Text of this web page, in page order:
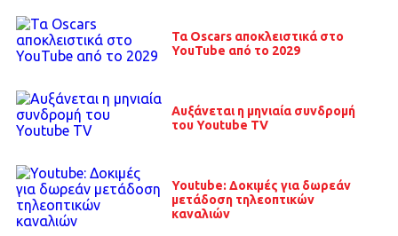
Τα Oscars αποκλειστικά στο
YouTube από το 2029
Αυξάνεται η μηνιαία συνδρομή
του Youtube TV
Youtube: Δοκιμές για δωρεάν
μετάδοση τηλεοπτικών
καναλιών